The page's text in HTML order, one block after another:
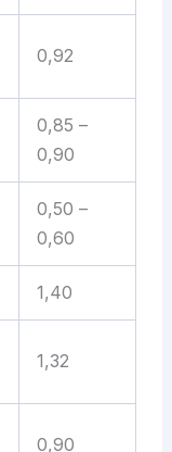
0,92
0,85 –
0,90
0,50 –
0,60
1,40
1,32
0,90